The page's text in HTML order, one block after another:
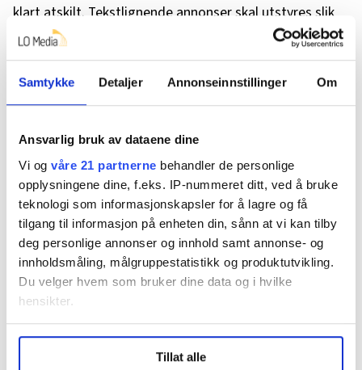
Samtykke Detaljer Annonseinnstillinger Om
Ansvarlig bruk av dataene dine
Vi og våre 21 partnerne behandler de personlige
opplysningene dine, f.eks. IP-nummeret ditt, ved å bruke
teknologi som informasjonskapsler for å lagre og få
tilgang til informasjon på enheten din, sånn at vi kan tilby
deg personlige annonser og innhold samt annonse- og
innholdsmåling, målgruppestatistikk og produktutvikling.
Du velger hvem som bruker dine data og i hvilke
hensikter.
Undermer infokan du lese om hvordan dine personlige
data behandles og hvordan du kan velge hvordan de skal
Tillat alle
klart atskilt. Tekstlignende annonser skal utstyres slik
at de ikke kan forveksles med redaksjonell tekst.
Bildebruk
Dersom manipulering forekommer, skal de alltid
merkes. Det skal skilles klart mellom nyhets- og
illustrasjonsfoto. Arkivfoto skal merkes.
Kildevern - kildekritikk
Kildenes motiver skal vurderes kritisk. Alle tips skal
sjekkes grundig. Anonyme kilder skal som regel ikke
brukes. Det skal som hovedregel brukes mer enn én